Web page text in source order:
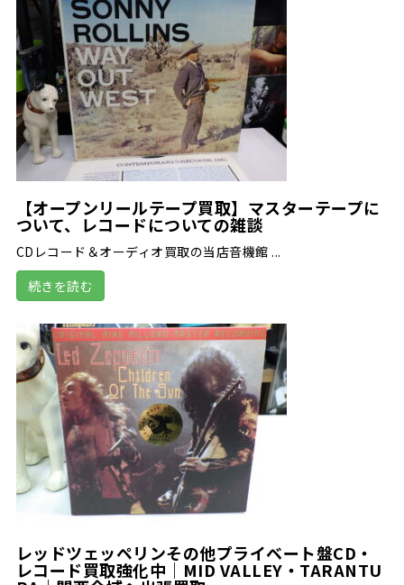
【オープンリールテープ買取】マスターテープに
ついて、レコードについての雑談
CDレコード＆オーディオ買取の当店音機館 ...
続きを読む
レッドツェッペリンその他プライベート盤CD・
レコード買取強化中｜MID VALLEY・TARANTU